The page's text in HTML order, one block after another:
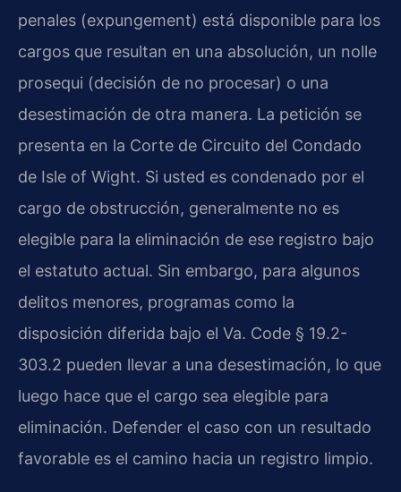
penales (expungement) está disponible para los
cargos que resultan en una absolución, un nolle
prosequi (decisión de no procesar) o una
desestimación de otra manera. La petición se
presenta en la Corte de Circuito del Condado
de Isle of Wight. Si usted es condenado por el
cargo de obstrucción, generalmente no es
elegible para la eliminación de ese registro bajo
el estatuto actual. Sin embargo, para algunos
delitos menores, programas como la
disposición diferida bajo el Va. Code § 19.2-
303.2 pueden llevar a una desestimación, lo que
luego hace que el cargo sea elegible para
eliminación. Defender el caso con un resultado
favorable es el camino hacia un registro limpio.